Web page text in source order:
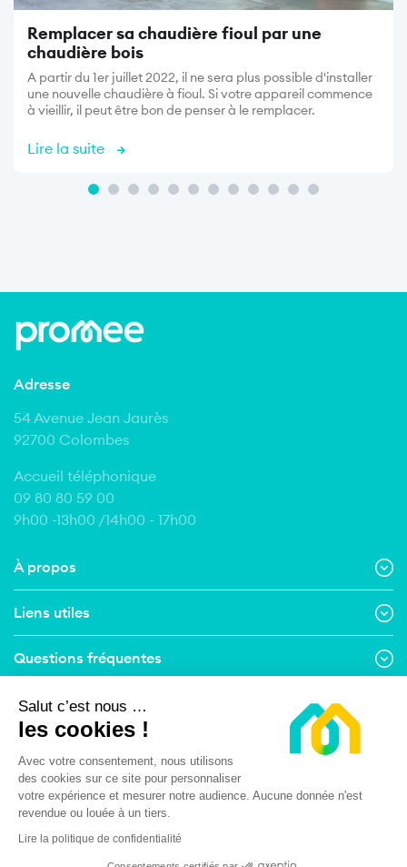
Remplacer sa chaudière fioul par une
chaudière bois
A partir du 1er juillet 2022, il ne sera plus possible d'installer
une nouvelle chaudière à fioul. Si votre appareil commence
à vieillir, il peut être bon de penser à le remplacer.
Lire la suite
À propos
Liens utiles
Questions fréquentes
Adresse
54 Avenue Jean Jaurès
92700 Colombes
Accueil téléphonique
09 80 80 59 00
9h00 -13h00 /14h00 - 17h00
Contact
Menu Pied de page
Mentions légales
Conditions Générales d’Utilisation
Politique de respect de la vie privée
Salut c’est nous …
les cookies !
Avec votre consentement, nous utilisons
des cookies sur ce site pour personnaliser
votre expérience et mesurer notre audience. Aucune donnée n'est
revendue ou louée à un tiers.
Lire la politique de confidentialité